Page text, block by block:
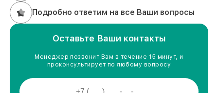
Подробно ответим на все Ваши вопросы
Оставьте Ваши контакты
Менеджер позвонит Вам в течение 15 минут, и
проконсультирует по любому вопросу